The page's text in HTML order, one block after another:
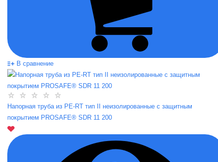
В сравнение
Напорная труба из PE-RT тип II неизолированные с защитным
покрытием PROSAFE® SDR 11 200